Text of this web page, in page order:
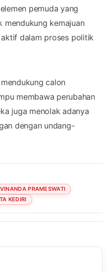
pemuda yang
mendukung kemajuan
dalam proses politik
calon
membawa perubahan
juga menolak adanya
dengan undang-
VINANDA PRAMESWATI
KEDIRI